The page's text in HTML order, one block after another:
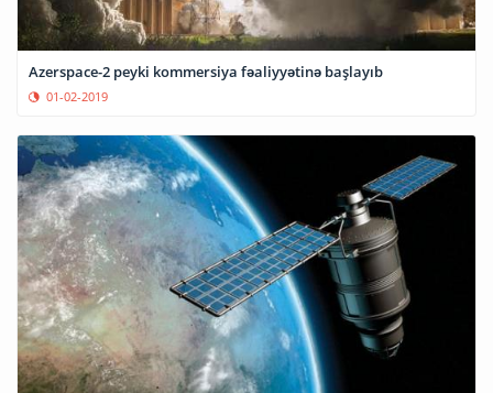
Azerspace-2 peyki kommersiya fəaliyyətinə başlayıb
01-02-2019